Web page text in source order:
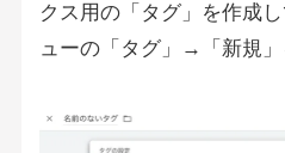
クス用の「タグ」を作成
ューの「タグ」→「新規」